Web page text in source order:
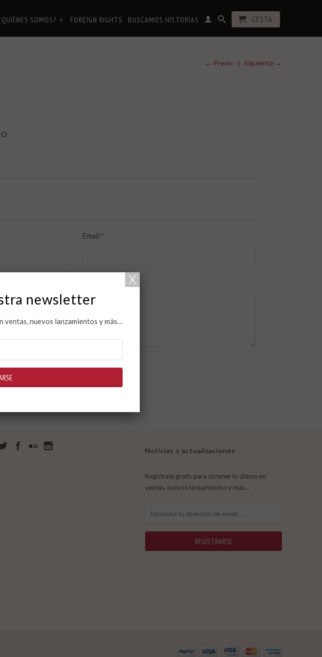
SOMOS? ▾ FOREIGN RIGHTS BUSCAMOS HISTORIAS CESTA
← Previo | Siguiente →
Email *
Noticias y actualizaciones
Regístrate gratis para obtener lo último en
ventas, nuevos lanzamientos y más…
newsletter
nuevos lanzamientos y más…